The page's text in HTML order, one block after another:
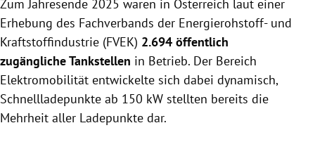
zu Energiehubs.
Die Zahl der Tankstellen ist leicht rückläufig, das
Netz gewährleistet aber weiterhin flächendeckende
Versorgung.
Schnellladepunkte und alternative Kraftstoffe wie
HVO 100 gewinnen an Bedeutung, während
konventionelle Kraftstoffe parallel bestehen
Zum Jahresende 2025 waren in Österreich laut einer
Erhebung des Fachverbands der Energierohstoff- und
Kraftstoffindustrie (FVEK) 2.694 öffentlich
zugängliche Tankstellen in Betrieb. Der Bereich
Elektromobilität entwickelte sich dabei dynamisch,
Schnellladepunkte ab 150 kW stellten bereits die
Mehrheit aller Ladepunkte dar.